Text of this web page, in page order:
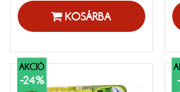
KOSÁRBA
AKCIÓ
-24%